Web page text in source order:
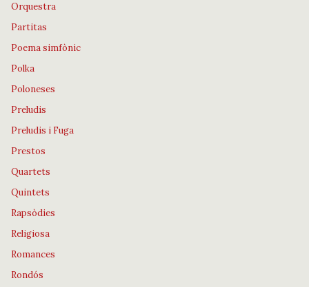
Orquestra
Partitas
Poema simfònic
Polka
Poloneses
Preludis
Preludis i Fuga
Prestos
Quartets
Quintets
Rapsòdies
Religiosa
Romances
Rondós